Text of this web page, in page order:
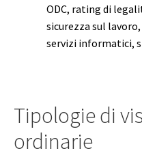
ODC, rating di
sicurezza sul
servizi informatici,
Tipologie di
ordinarie